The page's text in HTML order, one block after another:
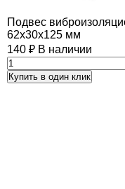
Подвес
62х30х125 мм
140 ₽ В наличии
Купить в один клик